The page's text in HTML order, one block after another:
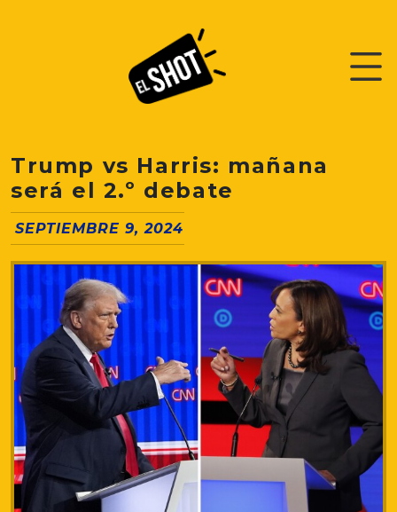
Trump vs Harris: mañana
será el 2.º debate
SEPTIEMBRE 9, 2024